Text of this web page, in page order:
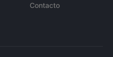
Contacto